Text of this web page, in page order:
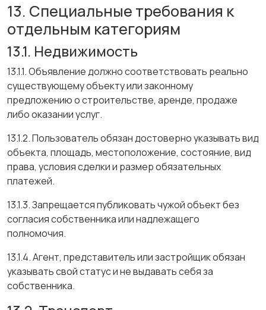
13. Специальные требования к
отдельным категориям
13.1. Недвижимость
13.1.1. Объявление должно соответствовать реально
существующему объекту или законному
предложению о строительстве, аренде, продаже
либо оказании услуг.
13.1.2. Пользователь обязан достоверно указывать вид
объекта, площадь, местоположение, состояние, вид
права, условия сделки и размер обязательных
платежей.
13.1.3. Запрещается публиковать чужой объект без
согласия собственника или надлежащего
полномочия.
13.1.4. Агент, представитель или застройщик обязан
указывать свой статус и не выдавать себя за
собственника.